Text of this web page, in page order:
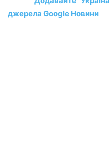
джерела Google Новини